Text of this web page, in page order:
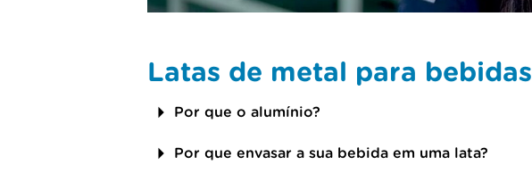
Latas de metal para bebidas
Por que o alumínio?
Por que envasar a sua bebida em uma lata?